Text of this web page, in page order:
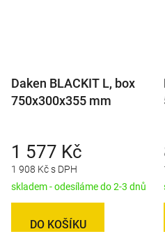
Daken BLACKIT L, box
750x300x355 mm
1 908 Kč s DPH
1 577 Kč
skladem - odesíláme do 2-3 dnů
DO KOŠÍKU